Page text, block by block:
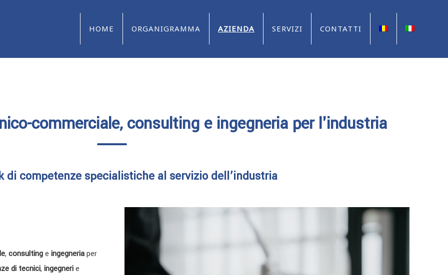
HOME ORGANIGRAMMA AZIENDA SERVIZI CONTATTI
commerciale, consulting e ingegneria per l'industria
di competenze specialistiche al servizio dell’industria
,consultinge ingegneriaper
di tecnici,ingegnerie